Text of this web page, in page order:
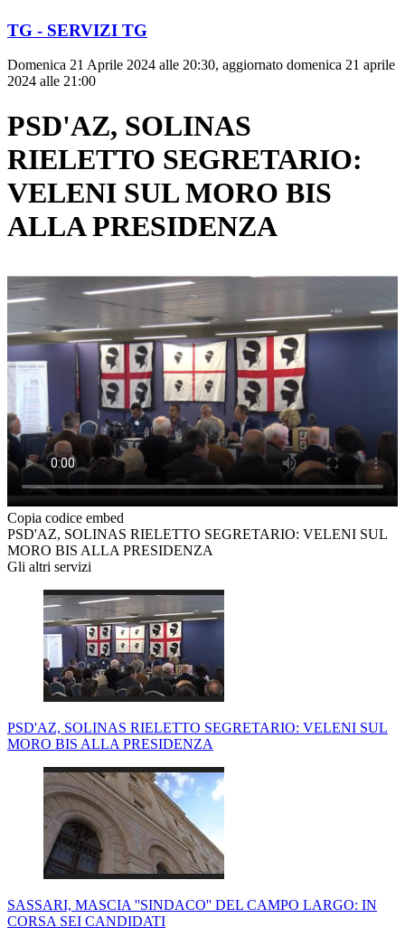
TG - SERVIZI TG
Domenica 21 Aprile 2024 alle 20:30, aggiornato domenica 21 aprile
2024 alle 21:00
PSD'AZ, SOLINAS
RIELETTO SEGRETARIO:
VELENI SUL MORO BIS
ALLA PRESIDENZA
Copia codice embed
PSD'AZ, SOLINAS RIELETTO SEGRETARIO: VELENI SUL
MORO BIS ALLA PRESIDENZA
Gli altri servizi
PSD'AZ, SOLINAS RIELETTO SEGRETARIO: VELENI SUL
MORO BIS ALLA PRESIDENZA
SASSARI, MASCIA ''SINDACO'' DEL CAMPO LARGO: IN
CORSA SEI CANDIDATI